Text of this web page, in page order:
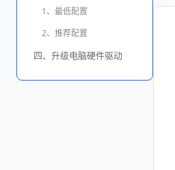
1、最低配置
2、推荐配置
四、升级电脑硬件驱动